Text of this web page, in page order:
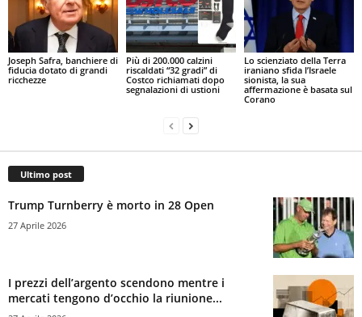
Joseph Safra, banchiere di
fiducia dotato di grandi
ricchezze
Più di 200.000 calzini
riscaldati “32 gradi” di
Costco richiamati dopo
segnalazioni di ustioni
Lo scienziato della Terra
iraniano sfida l’Israele
sionista, la sua
affermazione è basata sul
Corano
Ultimo post
Trump Turnberry è morto in 28 Open
27 Aprile 2026
I prezzi dell’argento scendono mentre i
mercati tengono d’occhio la riunione...